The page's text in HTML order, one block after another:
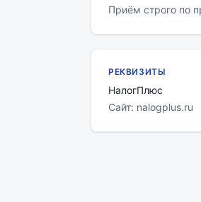
Приём строго по
РЕКВИЗИТЫ
НалогПлюс
Сайт: nalogplus.ru